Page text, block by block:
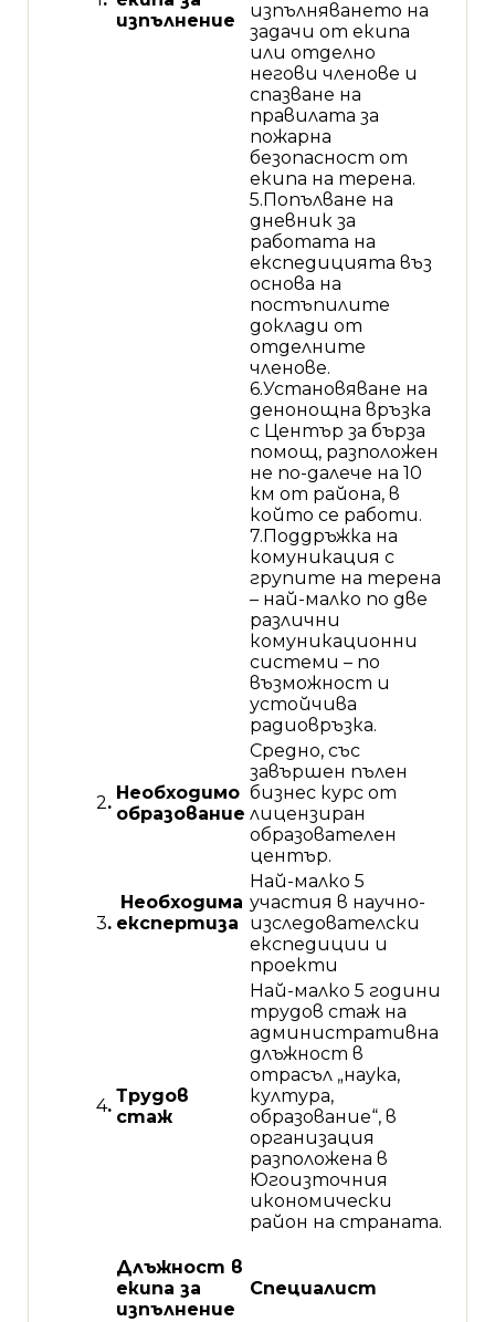
изпълнение
изпълняването на
задачи от екипа
или отделно
негови членове и
спазване на
правилата за
пожарна
безопасност от
екипа на терена.
5.Попълване на
дневник за
работата на
експедицията въз
основа на
постъпилите
доклади от
отделните
членове.
6.Установяване на
денонощна връзка
с Център за бърза
помощ, разположен
не по-далече на 10
км от района, в
който се работи.
7.Поддръжка на
комуникация с
групите на терена
– най-малко по две
различни
комуникационни
системи – по
възможност и
устойчива
радиовръзка.
2. Необходимо
образование
Средно, със
завършен пълен
бизнес курс от
лицензиран
образователен
център.
3.
Необходима
експертиза
Най-малко 5
участия в научно-
изследователски
експедиции и
проекти
4. Трудов
стаж
Най-малко 5 години
трудов стаж на
административна
длъжност в
отрасъл „наука,
култура,
образование“, в
организация
разположена в
Югоизточния
икономически
район на страната.
Длъжност в
екипа за
изпълнение
Специалист